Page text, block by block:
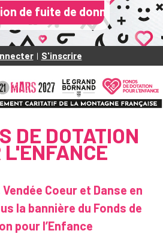
fuite de données du Fonds
| S'inscrire
DE DOTATION
L'ENFANCE
Coeur et Danse en
la bannière du Fonds de
pour l’Enfance